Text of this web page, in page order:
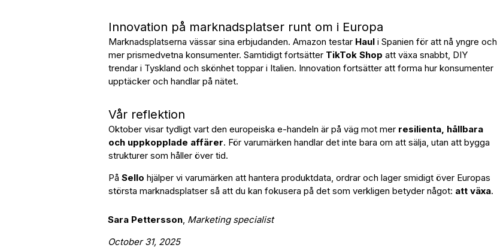
Innovation på marknadsplatser runt om i Europa
Marknadsplatserna vässar sina erbjudanden. Amazon testar Haul i Spanien för att nå yngre och
mer prismedvetna konsumenter. Samtidigt fortsätter TikTok Shop att växa snabbt, DIY
trendar i Tyskland och skönhet toppar i Italien. Innovation fortsätter att forma hur konsumenter
upptäcker och handlar på nätet.
Vår reflektion
Oktober visar tydligt vart den europeiska e-handeln är på väg mot mer resilienta, hållbara
och uppkopplade affärer. För varumärken handlar det inte bara om att sälja, utan att bygga
strukturer som håller över tid.
På Sello hjälper vi varumärken att hantera produktdata, ordrar och lager smidigt över Europas
största marknadsplatser så att du kan fokusera på det som verkligen betyder något: att växa.
Sara Pettersson Marketing specialist
October 31, 2025